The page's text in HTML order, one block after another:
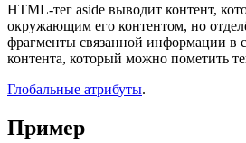
HTML-тег aside выводит контент,
окружающим его контентом, но
фрагменты связанной информации в
контента, который можно пометить
Глобальные атрибуты.
Пример